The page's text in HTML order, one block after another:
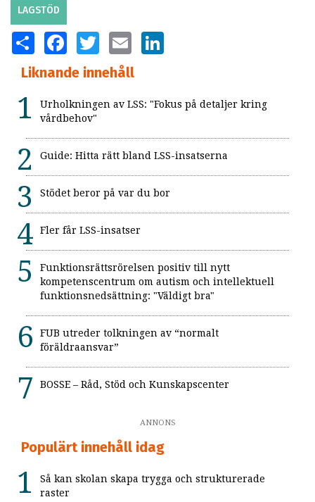
LAGSTÖD
SHARE FACEBOOKTWITTER EMAIL
Liknande innehåll
Urholkningen av LSS: "Fokus på detaljer kring
vårdbehov"
Guide: Hitta rätt bland LSS-insatserna
Stödet beror på var du bor
Fler får LSS-insatser
Funktionsrättsrörelsen positiv till nytt
kompetenscentrum om autism och intellektuell
funktionsnedsättning: "Väldigt bra"
FUB utreder tolkningen av “normalt
föräldraansvar”
BOSSE – Råd, Stöd och Kunskapscenter
ANNONS
Populärt innehåll idag
Så kan skolan skapa trygga och strukturerade
raster